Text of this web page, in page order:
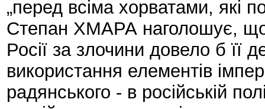
„перед всіма хорватами, які
Степан ХМАРА наголошує,
Росії за злочини довело б
використання елементів
радянського - в російській